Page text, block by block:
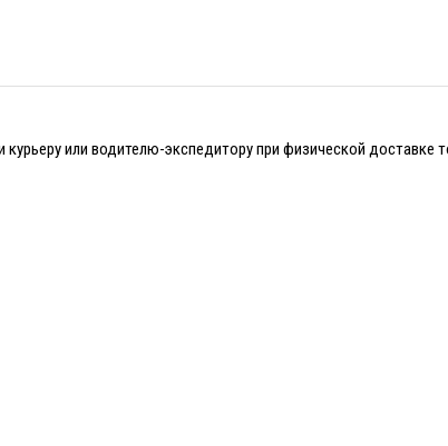
или водителю-экспедитору при физической доставке